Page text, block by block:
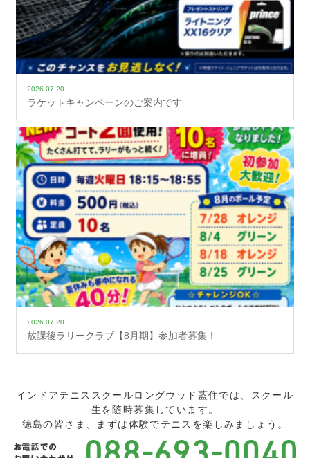
2026.07.20
ラケットキャンペーンのご案内です
2026.07.20
放課後ラリークラブ【8月期】参加者募集！
インドアテニススクールロングウッド藍住では、スクール
生を随時募集しています。
徳島の皆さま、まずは体験でテニスを楽しみましょう。